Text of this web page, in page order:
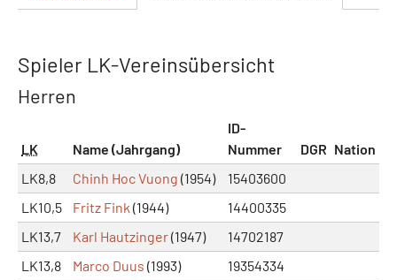
Spieler LK-Vereinsübersicht
Herren
LK Name (Jahrgang)
ID-
Nummer
DGR Nation
LK8,8
Chinh Hoc Vuong (1954)
15403600
LK10,5
Fritz Fink (1944)
14400335
LK13,7
Karl Hautzinger(1947)
14702187
LK13,8
Marco Duus (1993)
19354334